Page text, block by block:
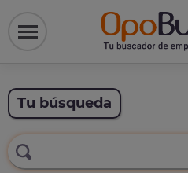
Tu búsqueda